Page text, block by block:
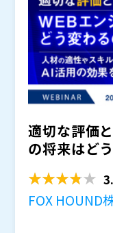
適切な評価
の将来はど
FOX HOUND